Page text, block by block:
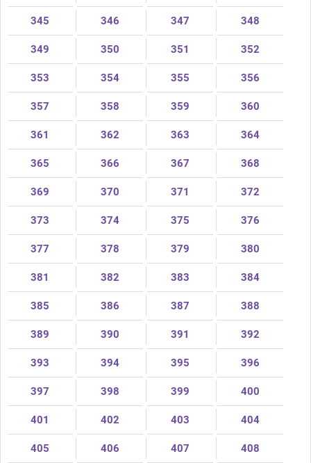
345 346 347 348
349 350 351 352
353 354 355 356
357 358 359 360
361 362 363 364
365 366 367 368
369 370 371 372
373 374 375 376
377 378 379 380
381 382 383 384
385 386 387 388
389 390 391 392
393 394 395 396
397 398 399 400
401 402 403 404
405 406 407 408